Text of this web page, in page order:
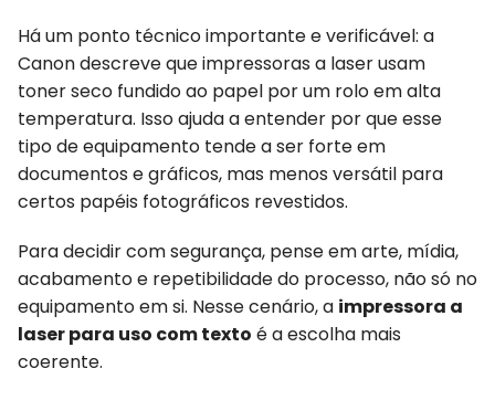
Há um ponto técnico importante e verificável: a
Canon descreve que impressoras a laser usam
toner seco fundido ao papel por um rolo em alta
temperatura. Isso ajuda a entender por que esse
tipo de equipamento tende a ser forte em
documentos e gráficos, mas menos versátil para
certos papéis fotográficos revestidos.
Para decidir com segurança, pense em arte, mídia,
acabamento e repetibilidade do processo, não só no
equipamento em si. Nesse cenário, a impressora a
laser para uso com texto é a escolha mais
coerente.